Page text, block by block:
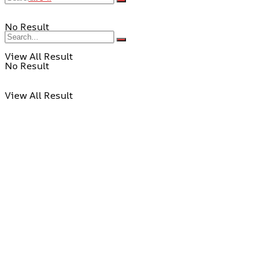
No Result
View All Result
No Result
View All Result